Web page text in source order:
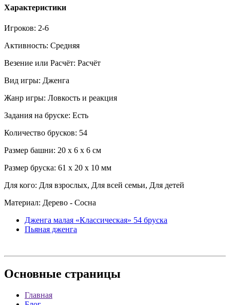
Характеристики
Игроков: 2-6
Активность: Средняя
Везение или Расчёт: Расчёт
Вид игры: Дженга
Жанр игры: Ловкость и реакция
Задания на бруске: Есть
Количество брусков: 54
Размер башни: 20 x 6 x 6 см
Размер бруска: 61 x 20 x 10 мм
Для кого: Для взрослых, Для всей семьи, Для детей
Материал: Дерево - Сосна
Дженга малая «Классическая» 54 бруска
Пьяная дженга
Основные страницы
Главная